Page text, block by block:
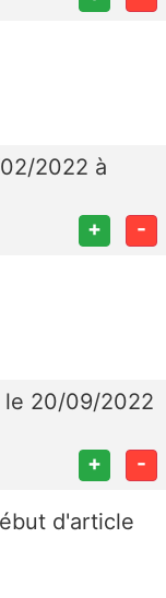
2022 à
+ -
le 20/09/2022
+ -
d'article